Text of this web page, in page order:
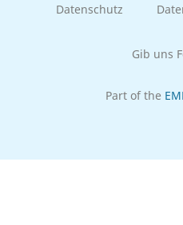
Datenschutz
Gib uns
Part of the